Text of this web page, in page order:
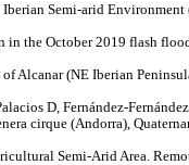
Semi-arid
the October 2019 flash
Alcanar (NE Iberian
D, Fernández-
cirque (Andorra),
Semi-Arid Area.